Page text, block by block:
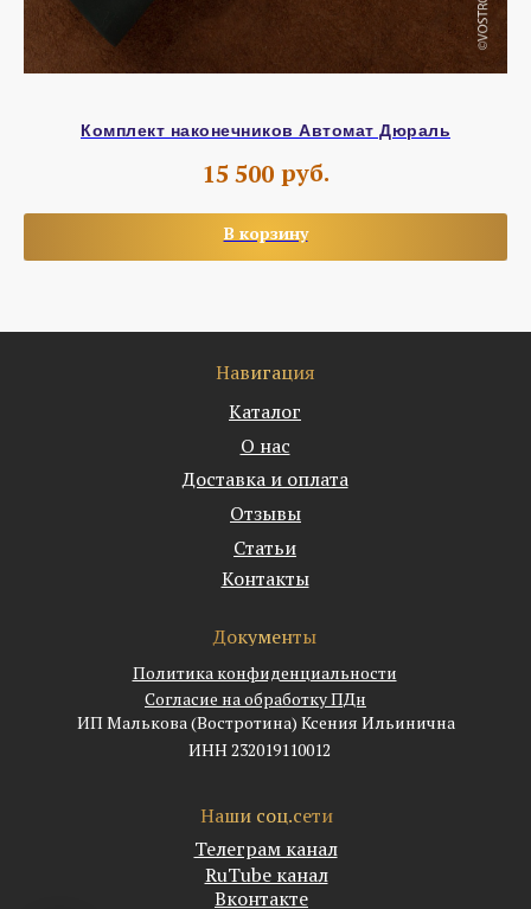
Комплект наконечников Автомат Дюраль
15 500 руб.
В корзину
Навигация
Каталог
О нас
Доставка и оплата
ИП Малькова (Востротина) Ксения Ильинична
ИНН 232019110012
Политика конфиденциальности
Отзывы
Статьи
RuTube канал
Наши соц.сети
Телеграм канал
Контакты
Документы
Вконтакте
Согласие на обработку ПДн